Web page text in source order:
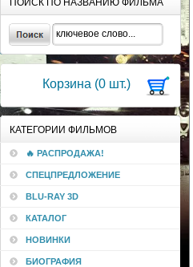
ПОИСК ПО НАЗВАНИЮ ФИЛЬМА
Корзина (0 шт.)
КАТЕГОРИИ ФИЛЬМОВ
🔥 РАСПРОДАЖА!
СПЕЦПРЕДЛОЖЕНИЕ
BLU-RAY 3D
КАТАЛОГ
НОВИНКИ
БИОГРАФИЯ